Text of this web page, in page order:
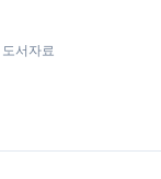
도서자료